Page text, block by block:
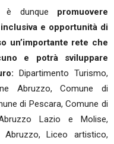
è dunque promuovere
e opportunità di
un’importante rete che
e potrà sviluppare
Dipartimento Turismo,
Abruzzo, Comune di
di Pescara, Comune di
Lazio e Molise,
Abruzzo, Liceo artistico,